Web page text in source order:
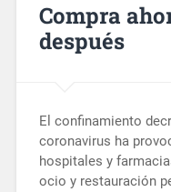
Compra
después
El confinamiento
coronavirus ha
hospitales y
ocio y restauración